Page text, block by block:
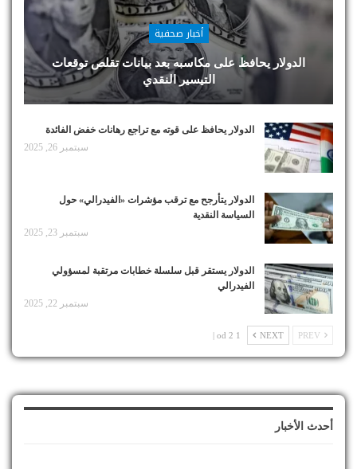
أخبار صحفية
الدولار يحافظ على مكاسبه بعد بيانات تقلص توقعات
التيسير النقدي
الدولار يحافظ على قوته مع تراجع رهانات خفض الفائدة
سبتمبر 26, 2025
الدولار يتأرجح مع ترقب مؤشرات «الفيدرالي» حول
السياسة النقدية
سبتمبر 23, 2025
الدولار يستقر قبل سلسلة خطابات مرتقبة لمسؤولي
الفيدرالي
سبتمبر 22, 2025
NEXT
1 od 2 |
أحدث الأخبار